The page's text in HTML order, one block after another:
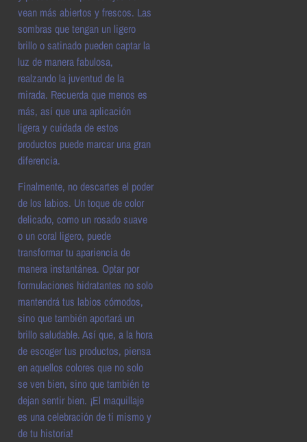
vean más abiertos y frescos. Las
sombras que tengan un ligero
brillo o satinado pueden captar la
luz de manera fabulosa,
realzando la juventud de la
mirada. Recuerda que menos es
más, así que una aplicación
ligera y cuidada de estos
productos puede marcar una gran
diferencia.
Finalmente, no descartes el poder
de los labios. Un toque de color
delicado, como un rosado suave
o un coral ligero, puede
transformar tu apariencia de
manera instantánea. Optar por
formulaciones hidratantes no solo
mantendrá tus labios cómodos,
sino que también aportará un
brillo saludable. Así que, a la hora
de escoger tus productos, piensa
en aquellos colores que no solo
se ven bien, sino que también te
dejan sentir bien. ¡El maquillaje
es una celebración de ti mismo y
de tu historia!